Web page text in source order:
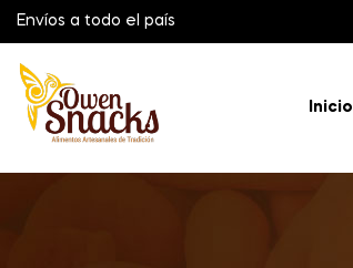
Envíos a todo el país
Inicio